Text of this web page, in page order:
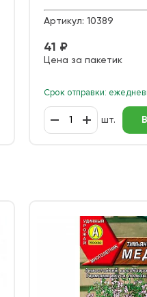
Артикул: 10389
41 ₽
Цена за пакетик
Срок отправки:
шт.